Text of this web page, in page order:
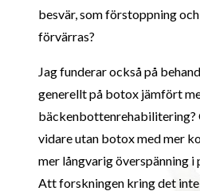
besvär, som förstoppning
förvärras?
Jag funderar också på
generellt på botox jämfört
vidare utan botox med mer
mer långvarig överspänning i
Att forskningen kring det